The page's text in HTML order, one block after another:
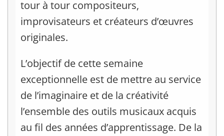
tour à tour compositeurs,
improvisateurs et créateurs d’œuvres
originales.
L’objectif de cette semaine
exceptionnelle est de mettre au service
de l’imaginaire et de la créativité
l’ensemble des outils musicaux acquis
au fil des années d’apprentissage. De la